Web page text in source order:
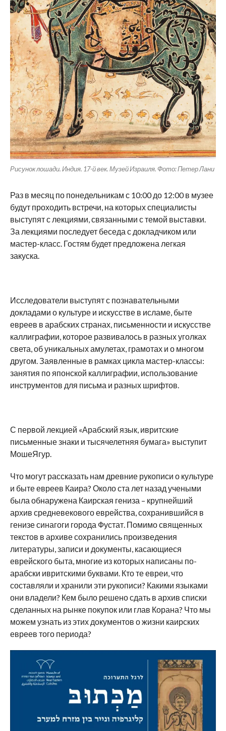
Рисунок лошади. Индия. 17-й век. Музей Израиля. Фото: Петер Лани
Раз в месяц по понедельникам с 10:00 до 12:00 в музее
будут проходить встречи, на которых специалисты
выступят с лекциями, связанными с темой выставки.
За лекциями последует беседа с докладчиком или
мастер-класс. Гостям будет предложена легкая
закуска.
Исследователи выступят с познавательными
докладами о культуре и искусстве в исламе, быте
евреев в арабских странах, письменности и искусстве
каллиграфии, которое развивалось в разных уголках
света, об уникальных амулетах, грамотах и о многом
другом. Заявленные в рамках цикла мастер-классы:
занятия по японской каллиграфии, использование
инструментов для письма и разных шрифтов.
С первой лекцией «Арабский язык, ивритские
письменные знаки и тысячелетняя бумага» выступит
МошеЯгур.
Что могут рассказать нам древние рукописи о культуре
и быте евреев Каира? Около ста лет назад учеными
была обнаружена Каирская гениза – крупнейший
архив средневекового еврейства, сохранившийся в
генизе синагоги города Фустат. Помимо священных
текстов в архиве сохранились произведения
литературы, записи и документы, касающиеся
еврейского быта, многие из которых написаны по-
арабски ивритскими буквами. Кто те евреи, что
составляли и хранили эти рукописи? Какими языками
они владели? Кем было решено сдать в архив списки
сделанных на рынке покупок или глав Корана? Что мы
можем узнать из этих документов о жизни каирских
евреев того периода?